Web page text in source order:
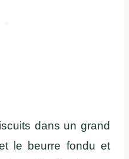
dans un grand
le beurre fondu et